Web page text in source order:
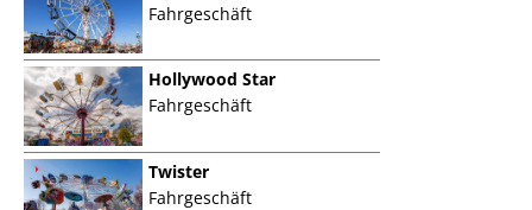
Fahrgeschäft
Hollywood Star
Fahrgeschäft
Twister
Fahrgeschäft